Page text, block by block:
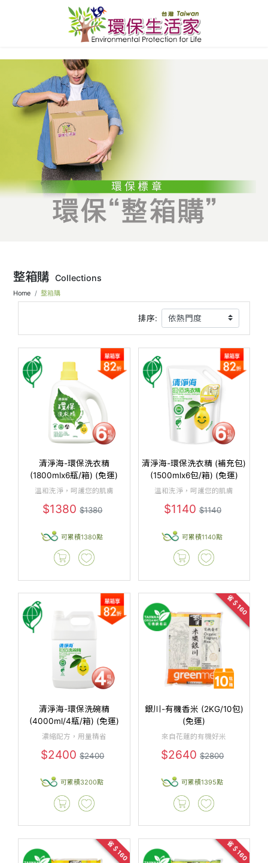
整箱購 Collections
Home 整箱購
排序:
清淨海-環保洗衣精
(1800mlx6瓶/箱) (免運)
溫和洗淨，呵護您的肌膚
$1380$1380
可累積1380點
清淨海-環保洗衣精 (補充包)
(1500mlx6包/箱) (免運)
溫和洗淨，呵護您的肌膚
$1140$1140
可累積1140點
清淨海-環保洗碗精
(4000ml/4瓶/箱) (免運)
濃縮配方，用量精省
$2400$2400
可累積3200點
省＄160
銀川-有機香米 (2KG/10包)
(免運)
來自花蓮的有機好米
$2640$2800
可累積1395點
省＄160 省＄160